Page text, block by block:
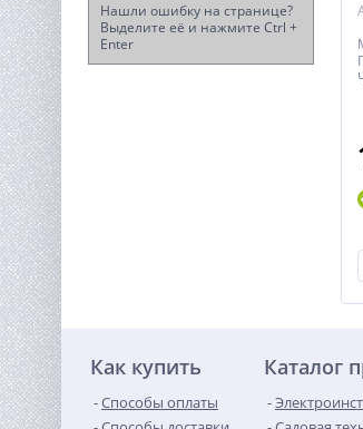
ударная аккумуляторная
Нашли ошибку на странице?
Выделите её и нажмите Ctrl +
Enter
Как купить
Способы оплаты
Каталог